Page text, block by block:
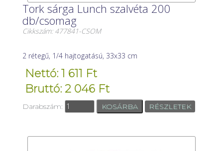
Tork sárga Lunch szalvéta 200
db/csomag
Cikkszám: 477841-CSOM
2 rétegű, 1/4 hajtogatású, 33x33 cm
Nettó: 1 611 Ft
Bruttó: 2 046 Ft
Darabszám: RÉSZLETEK